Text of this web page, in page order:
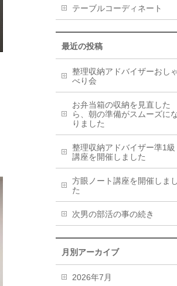
テーブルコーディネート
最近の投稿
整理収納アドバイザーおし
べり会
お弁当箱の収納を見直した
ら、朝の準備がスムーズに
りました
整理収納アドバイザー準1級
講座を開催しました
方眼ノート講座を開催しまし
た
次男の部活の事の続き
月別アーカイブ
2026年7月